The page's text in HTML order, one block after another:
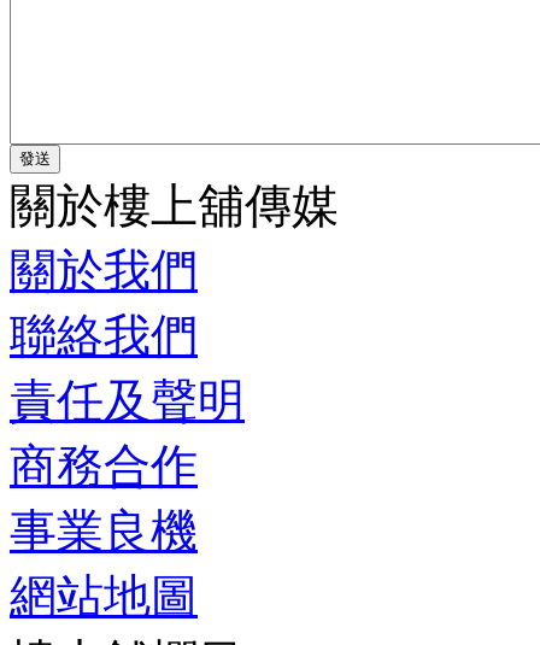
關於樓上舖傳媒
關於我們
聯絡我們
責任及聲明
商務合作
事業良機
網站地圖